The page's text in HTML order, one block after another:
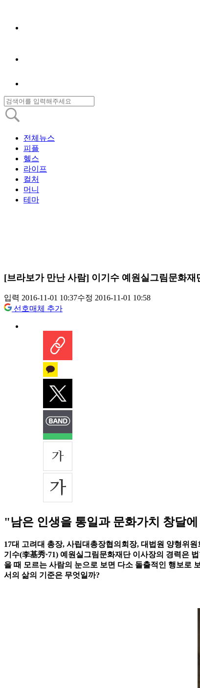
전체뉴스
피플
헬스
라이프
컬처
머니
테마
[브라보가 만난 사람] 이기수 예원실그림문화재
입력 2016-11-01 10:37수정 2016-11-01 10:58
선호매체 추가
"남은 인생을 통일과 문화가치 창달
17대 고려대 총장, 사립대총장협의회장, 대법원 양형위
기수(李基秀·71) 예원실그림문화재단 이사장의 경력은
을 때 모르는 사람의 눈으로 보면 다소 돌출적인 행보로
서의 삶의 기준은 무엇일까?